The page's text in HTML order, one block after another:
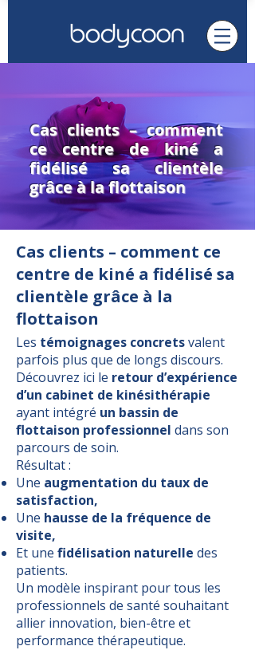
Cas clients – comment
ce centre de kiné a
fidélisé sa clientèle
grâce à la flottaison
Cas clients – comment ce
centre de kiné a fidélisé sa
clientèle grâce à la
flottaison
Les témoignages concretsvalent
parfois plus que de longs discours.
Découvrez ici le retour d’expérience
d’un cabinet de kinésithérapie
ayant intégré un bassin de
flottaison professionnel dans son
parcours de soin.
Résultat :
Une augmentation du taux de
satisfaction,
Une hausse de la fréquence de
visite,
Et une fidélisation naturelle des
patients.
Un modèle inspirant pour tous les
professionnels de santé souhaitant
allier innovation, bien-être et
performance thérapeutique.